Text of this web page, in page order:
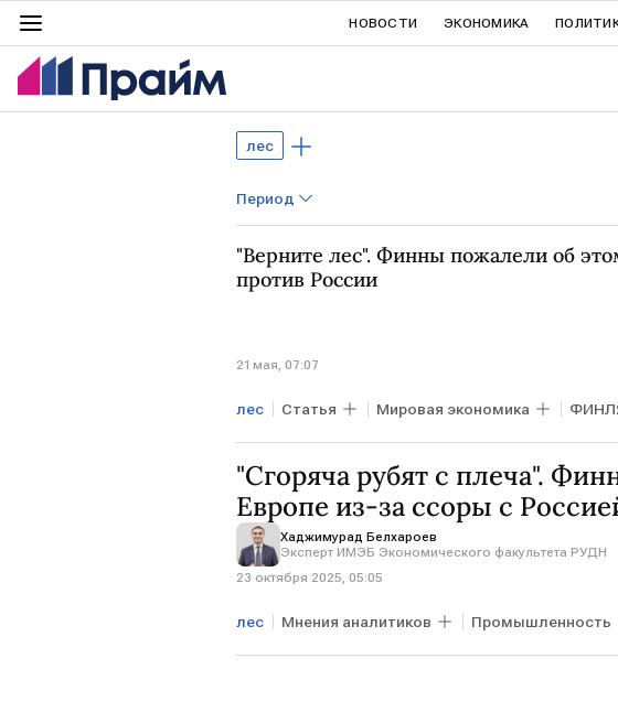
НОВОСТИ ЭКОНОМИКА
лес
Период
"Верните лес". Финны пожалели об
против России
21 мая, 07:07
лес Статья Мировая экономика
Прибалтика Рослесхоз
"Сгоряча рубят с плеча".
Европе из-за ссоры с
Хаджимурад Белхароев
Эксперт ИМЭБ Экономического факультета РУДН
23 октября 2025, 05:05
лес Мнения аналитиков Промышленность
ФИНЛЯНДИЯ БРАЗИЛИЯ КАНАДА